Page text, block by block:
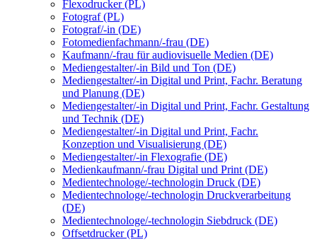
Flexodrucker (PL)
Fotograf (PL)
Fotograf/-in (DE)
Fotomedienfachmann/-frau (DE)
Kaufmann/-frau für audiovisuelle Medien (DE)
Mediengestalter/-in Bild und Ton (DE)
Mediengestalter/-in Digital und Print, Fachr. Beratung
und Planung (DE)
Mediengestalter/-in Digital und Print, Fachr. Gestaltung
und Technik (DE)
Mediengestalter/-in Digital und Print, Fachr.
Konzeption und Visualisierung (DE)
Mediengestalter/-in Flexografie (DE)
Medienkaufmann/-frau Digital und Print (DE)
Medientechnologe/-technologin Druck (DE)
Medientechnologe/-technologin Druckverarbeitung
(DE)
Medientechnologe/-technologin Siebdruck (DE)
Offsetdrucker (PL)